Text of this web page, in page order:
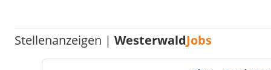
Stellenanzeigen |WesterwaldJobs